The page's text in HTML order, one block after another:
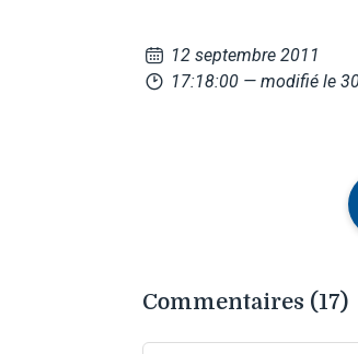
12 septembre 2011
17:18:00 — modifié le
Commentaires (17)